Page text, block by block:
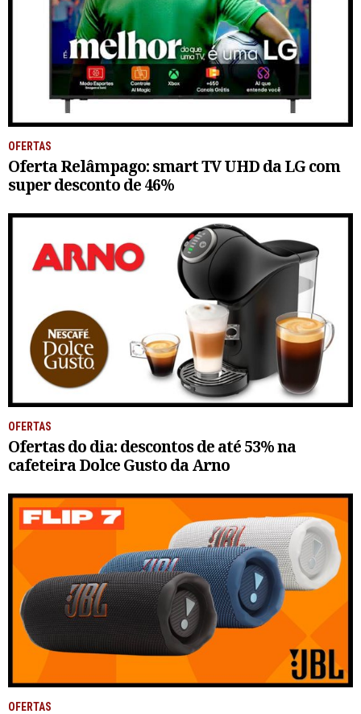
OFERTAS
Oferta Relâmpago: smart TV UHD da LG com
super desconto de 46%
OFERTAS
Ofertas do dia: descontos de até 53% na
cafeteira Dolce Gusto da Arno
OFERTAS